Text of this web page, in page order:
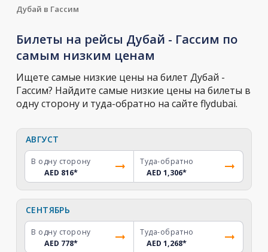
Дубай в Гассим
Билеты на рейсы Дубай - Гассим по
самым низким ценам
Ищете самые низкие цены на билет Дубай -
Гассим? Найдите самые низкие цены на билеты в
одну сторону и туда-обратно на сайте flydubai.
АВГУСТ
В одну сторону
AED 816*
Туда-обратно
AED 1,306*
СЕНТЯБРЬ
В одну сторону
AED 778*
Туда-обратно
AED 1,268*